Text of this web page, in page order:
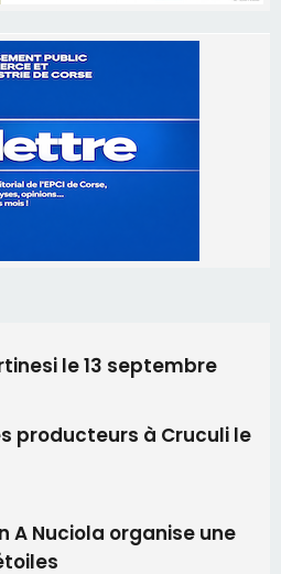
le 13 septembre
A Nuciola organise une
au stade de San
Sainte-Marie et